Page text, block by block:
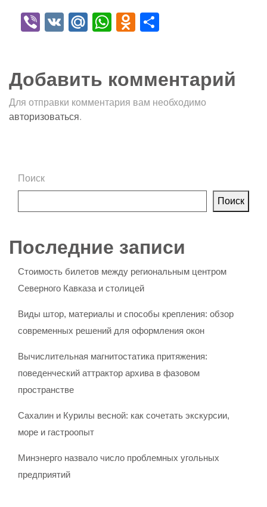
Viber
VK Mail.Ru
WhatsApp
Odnoklassniki
Добавить комментарий
Для отправки комментария вам необходимо
авторизоваться.
Поиск
Поиск
Последние записи
Стоимость билетов между региональным центром
Северного Кавказа и столицей
Виды штор, материалы и способы крепления: обзор
современных решений для оформления окон
Вычислительная магнитостатика притяжения:
поведенческий аттрактор архива в фазовом
пространстве
Сахалин и Курилы весной: как сочетать экскурсии,
море и гастроопыт
Минэнерго назвало число проблемных угольных
предприятий